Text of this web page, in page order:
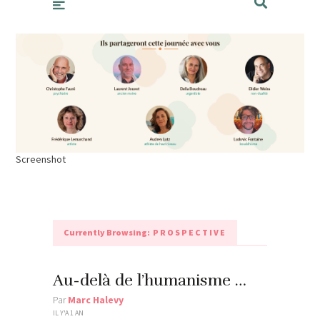
Screenshot
Currently Browsing: PROSPECTIVE
Au-delà de l’humanisme …
ParMarc Halevy
IL Y'A 1 AN